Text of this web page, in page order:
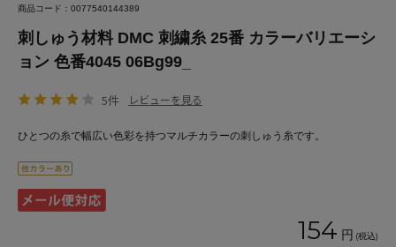
商品コード：0077540144389
刺しゅう材料 DMC 刺繍糸 25番 カラーバリエーシ
ョン 色番4045 06Bg99_
5件 レビューを見る
ひとつの糸で幅広い色彩を持つマルチカラーの刺しゅう糸です。
154 円 (税込)